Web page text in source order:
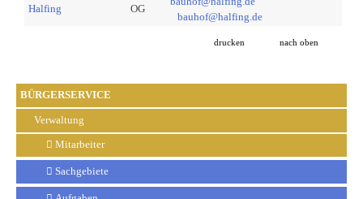
BÜRGERSERVICE
Verwaltung
Mitarbeiter
Sachgebiete
Halfing
OG
bauhof@halfing.de
drucken nach oben